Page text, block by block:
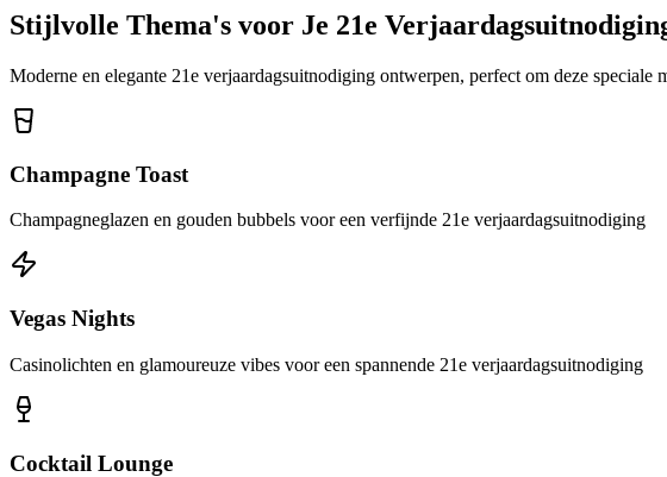
Stijlvolle Thema's voor Je 21e
Moderne en elegante 21e verjaardagsuitnodiging ontwerpen, perfect om deze speciale
Champagne Toast
Champagneglazen en gouden bubbels voor een verfijnde 21e verjaardagsuitnodiging
Vegas Nights
Casinolichten en glamoureuze vibes voor een spannende 21e verjaardagsuitnodiging
Cocktail Lounge